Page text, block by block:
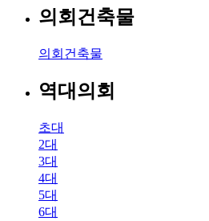
의회건축물
의회건축물
역대의회
초대
2대
3대
4대
5대
6대